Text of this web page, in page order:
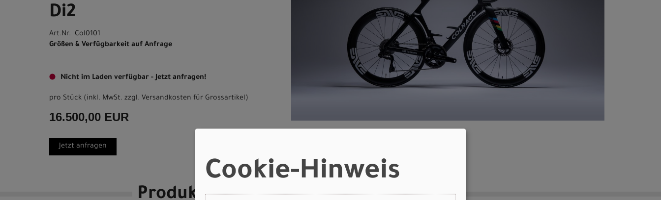
Di2
Art.Nr. Col0101
Größen & Verfügbarkeit auf Anfrage
Nicht im Laden verfügbar - Jetzt anfragen!
pro Stück (inkl. MwSt. zzgl. Versandkosten für Grossartikel)
16.500,00 EUR
Jetzt anfragen
Produktdetails
Cookie-Hinweis